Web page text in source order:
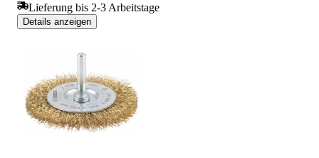
Lieferung bis 2-3 Arbeitstage
Details anzeigen